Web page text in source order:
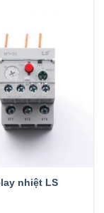
nhiệt LS